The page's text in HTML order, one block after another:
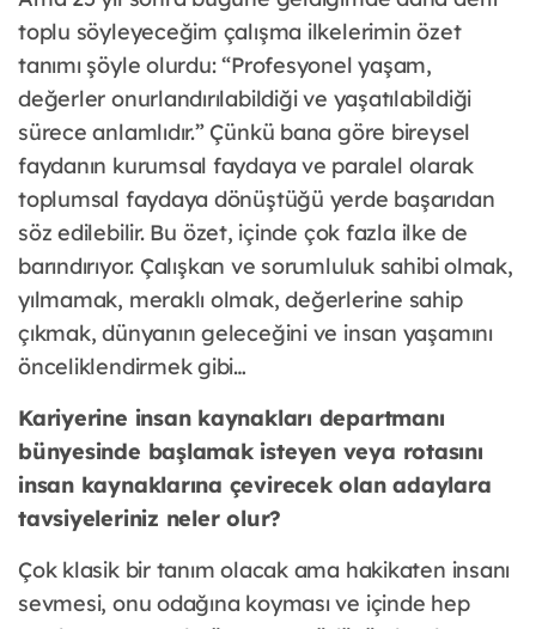
toplu söyleyeceğim çalışma ilkelerimin özet
tanımı şöyle olurdu: “Profesyonel yaşam,
değerler onurlandırılabildiği ve yaşatılabildiği
sürece anlamlıdır.” Çünkü bana göre bireysel
faydanın kurumsal faydaya ve paralel olarak
toplumsal faydaya dönüştüğü yerde başarıdan
söz edilebilir. Bu özet, içinde çok fazla ilke de
barındırıyor. Çalışkan ve sorumluluk sahibi olmak,
yılmamak, meraklı olmak, değerlerine sahip
çıkmak, dünyanın geleceğini ve insan yaşamını
önceliklendirmek gibi…
Kariyerine insan kaynakları departmanı
bünyesinde başlamak isteyen veya rotasını
insan kaynaklarına çevirecek olan adaylara
tavsiyeleriniz neler olur?
Çok klasik bir tanım olacak ama hakikaten insanı
sevmesi, onu odağına koyması ve içinde hep